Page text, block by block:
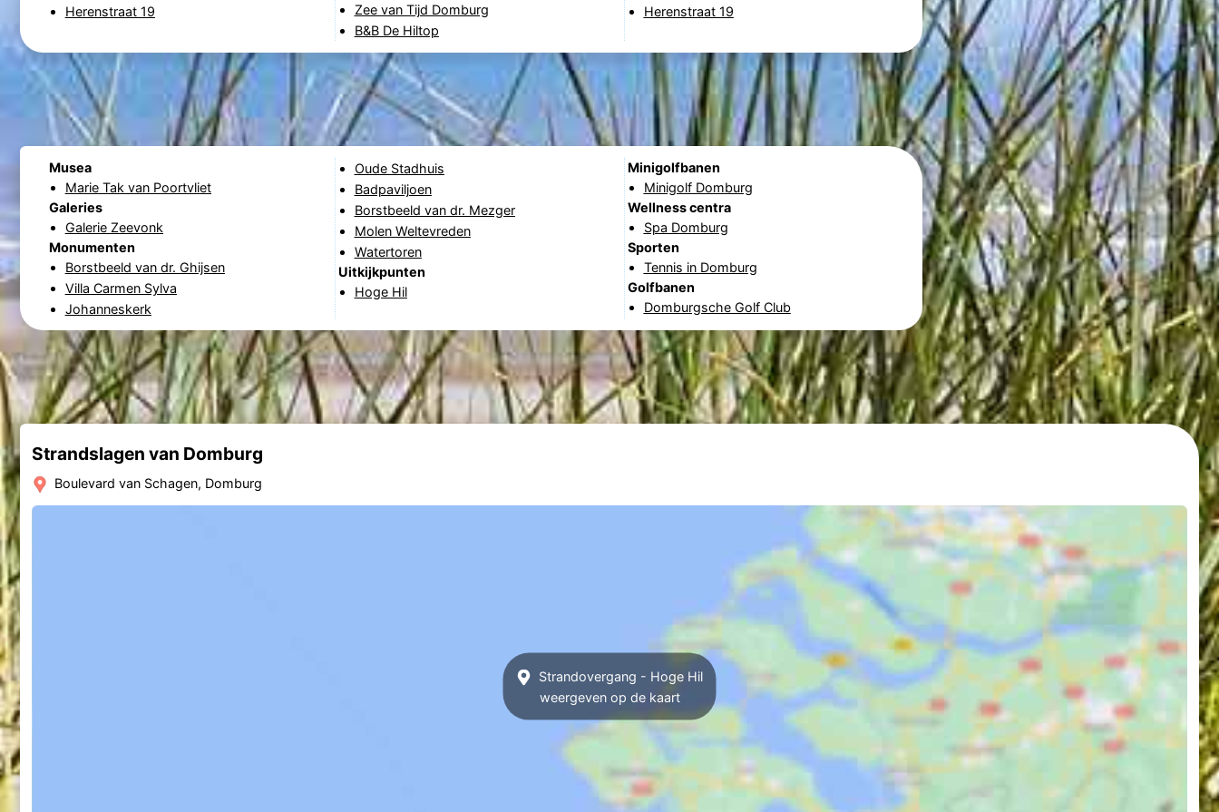
Herenstraat 19
Zee van Tijd Domburg
B&B De Hiltop
Herenstraat 19
Musea
Marie Tak van Poortvliet
Galeries
Galerie Zeevonk
Monumenten
Borstbeeld van dr. Ghijsen
Villa Carmen Sylva
Johanneskerk
Oude Stadhuis
Badpaviljoen
Borstbeeld van dr. Mezger
Molen Weltevreden
Watertoren
Uitkijkpunten
Hoge Hil
Minigolfbanen
Minigolf Domburg
Wellness centra
Spa Domburg
Sporten
Tennis in Domburg
Golfbanen
Domburgsche Golf Club
Strandslagen van Domburg
Boulevard van Schagen, Domburg
Strandovergang - Hoge Hil
weergeven op de kaart